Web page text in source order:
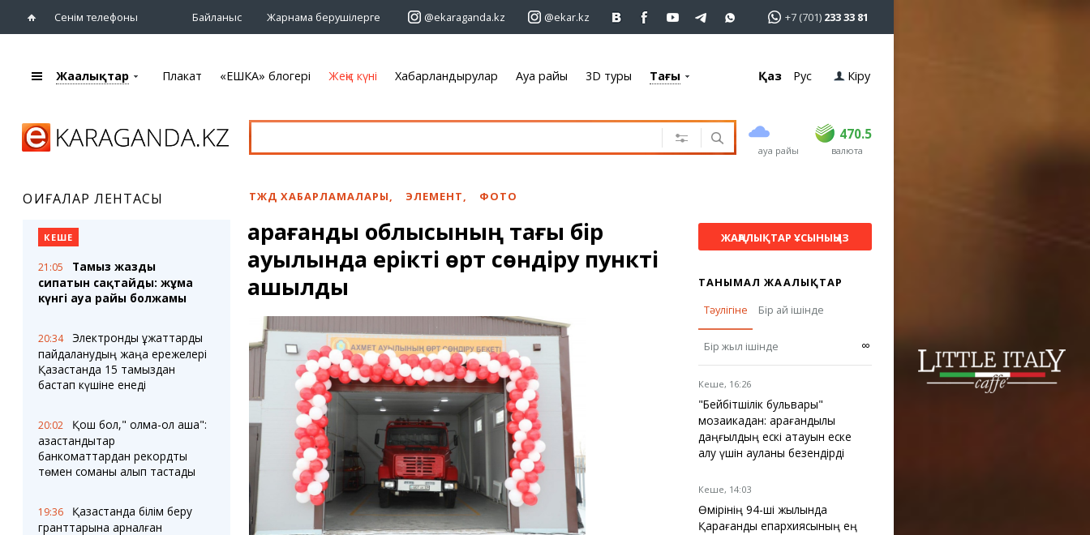
Сенім телефоны Байланыс Жарнама берушілерге @ekaraganda.kz @ekar.kz +7 (701) 233 33 81
Жаңалықтары
eTV
Ақпараттық
бюллетень
Тұлғалар
Сұхбат
Плакат
Театрлар
Спорт
Көрмелер
Цирк және
хайуанаттар бағы
Хабарландырулар
Автомобильдер
Қызметтер
Электроника
Жиһаз
«ЕШКА» блогері
Блогер лентасы
Соққылар
Аптаның коллажы
Ешкин жұлдыз
жорамалы
Карталар
Веб-камералар
Тығындар
Қарағанды Картасы
Ұйымдар
Менің учаскелік
Жолдарды жабу
Ауа райы
Қарағанды
Теміртау
Балқаш
Жезқазған
Фото
Қызметтер
Аудармашы
Анықтамалық
КӨЛІК КЕСТЕСІ
Жаңалықтар Плакат «ЕШКА» блогері Жеңіс күні Хабарландырулар Ауа райы 3D туры Тағы Қаз Рус Кіру
ауа райы
470.5
USD 469 470.5
EUR валюта
ОҚИҒАЛАР ЛЕНТАСЫ
КЕШЕ
21:05
Тамыз жаздың
сипатын сақтайды: жұма
күнгі ауа райы болжамы
20:34
Электрондық құжаттарды
пайдаланудың жаңа ережелері
Қазақстанда 15 тамыздан
бастап күшіне енеді
20:02
Қош бол," қолма-қол ақша":
қазақстандықтар
банкоматтардан рекордтық
төмен соманы алып тастады
19:36
Қазақстанда білім беру
гранттарына арналған
ТЖД ХАБАРЛАМАЛАРЫ, ЭЛЕМЕНТ, ФОТО
Қарағанды облысының тағы бір
ауылында ерікті өрт сөндіру пункті
ашылды
ЖАҢАЛЫҚТАР ҰСЫНЫҢЫЗ
ТАНЫМАЛ ЖАҢАЛЫҚТАР
Тәулігіне
Бір ай ішінде
Бір жыл ішінде ∞
Кеше, 16:26
"Бейбітшілік бульвары"
мозаикадан: қарағандылық
даңғылдың ескі атауын еске
алу үшін ауланы безендірді
Кеше, 14:03
Өмірінің 94-ші жылында
Қарағанды епархиясының ең